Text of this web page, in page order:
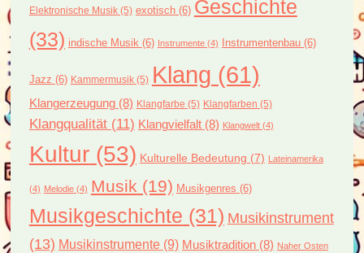
Elektronische Musik(5) exotisch(6) Geschichte
(33) indische Musik (6) Instrumente(4) Instrumentenbau(6)
Jazz (6) Kammermusik(5) Klang (61)
Klangerzeugung(8) Klangfarbe (5) Klangfarben (5)
Klangqualität(11) Klangvielfalt(8) Klangwelt(4)
Kultur(53) Kulturelle Bedeutung (7) Lateinamerika
(4) Melodie(4) Musik (19) Musikgenres (6)
Musikgeschichte (31) Musikinstrument
(13) Musikinstrumente(9) Musiktradition(8) Naher Osten